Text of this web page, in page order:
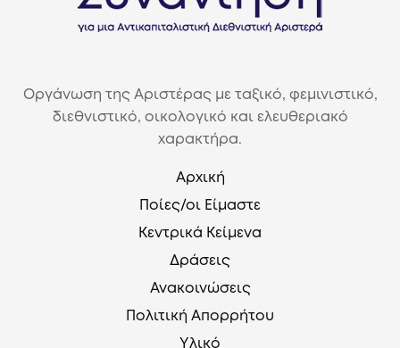
Οργάνωση της Αριστέρας με ταξικό, φεμινιστικό,
διεθνιστικό, οικολογικό και ελευθεριακό
χαρακτήρα.
Αρχική
Ποίες/οι Είμαστε
Κεντρικά Κείμενα
Δράσεις
Ανακοινώσεις
Πολιτική Απορρήτου
Υλικό